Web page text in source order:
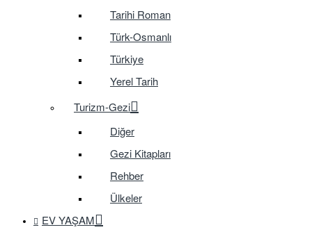
Tarihi Roman
Türk-Osmanlı
Türkiye
Yerel Tarih
Turizm-Gezi
Diğer
Gezi Kitapları
Rehber
Ülkeler
EV YAŞAM